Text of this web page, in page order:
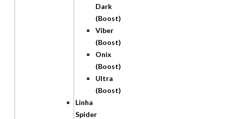
Dark
(Boost)
Viber
(Boost)
Onix
(Boost)
Ultra
(Boost)
Linha
Spider